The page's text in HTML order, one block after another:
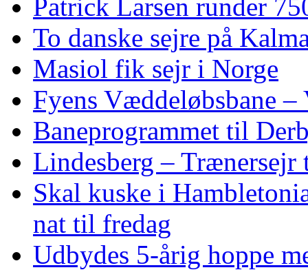
Patrick Larsen runder
To danske sejre på
Masiol fik sejr i Norge
Fyens Væddeløbsbane
Baneprogrammet til
Lindesberg – Trænersejr
Skal kuske i
nat til fredag
Udbydes 5‑årig hoppe